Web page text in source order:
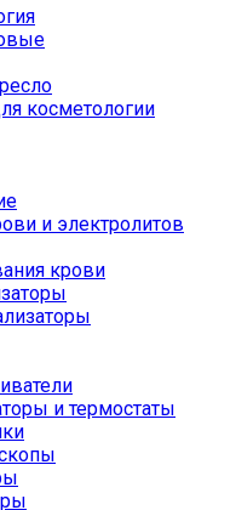
косметологии
и электролитов
крови
и термостаты